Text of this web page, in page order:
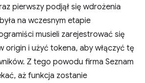
pierwszy podjął się wdrożenia
na wczesnym etapie
musieli zarejestrować się
origin i użyć tokena, aby włączyć tę
Z tego powodu firma Seznam
aż funkcja zostanie